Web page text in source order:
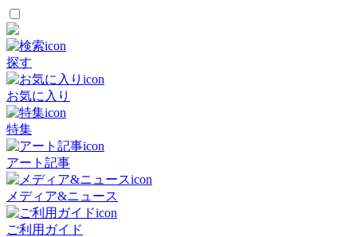
探す
お気に入り
特集
アート記事
メディア&ニュース
ご利用ガイド